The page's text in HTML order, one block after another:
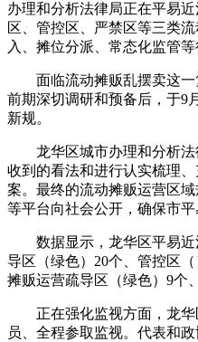
办理和分析法律局正在平易
区、管控区、严禁区等三类
入、摊位分派、常态化监管
面临流动摊贩乱摆卖这一
前期深切调研和预备后，于9
新规。
龙华区城市办理和分析法
收到的看法和进行认实梳理
案。最终的流动摊贩运营区
等平台向社会公开，确保市平
数据显示，龙华区平易近
导区（绿色）20个、管控区
摊贩运营疏导区（绿色）9个
正在强化监视方面，龙华
员、全程参取监视。代表和